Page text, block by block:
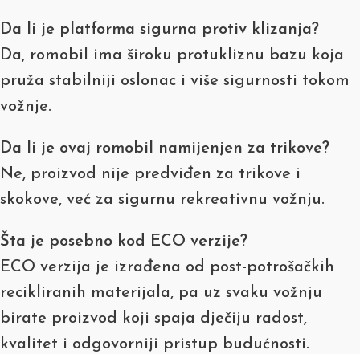
Da li je platforma sigurna protiv klizanja?
Da, romobil ima široku protukliznu bazu koja
pruža stabilniji oslonac i više sigurnosti tokom
vožnje.
Da li je ovaj romobil namijenjen za trikove?
Ne, proizvod nije predviđen za trikove i
skokove, već za sigurnu rekreativnu vožnju.
Šta je posebno kod ECO verzije?
ECO verzija je izrađena od post-potrošačkih
recikliranih materijala, pa uz svaku vožnju
birate proizvod koji spaja dječiju radost,
kvalitet i odgovorniji pristup budućnosti.